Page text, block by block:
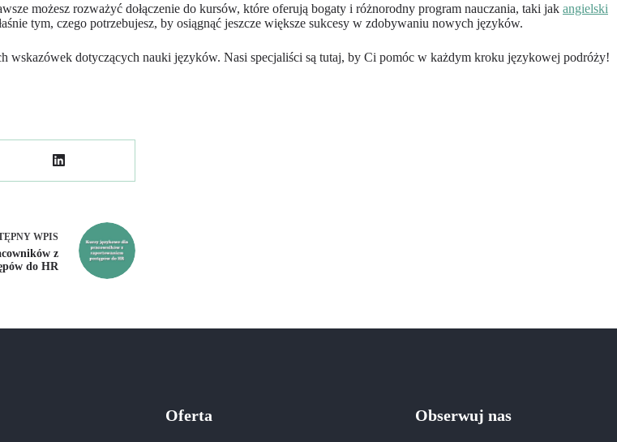
możesz rozważyć dołączenie do kursów, które oferują bogaty i różnorodny program nauczania, taki jak angielski
tym, czego potrzebujesz, by osiągnąć jeszcze większe sukcesy w zdobywaniu nowych języków.
wskazówek dotyczących nauki języków. Nasi specjaliści są tutaj, by Ci pomóc w każdym kroku językowej podróży!
WPIS
z
do HR
Oferta Obserwuj nas